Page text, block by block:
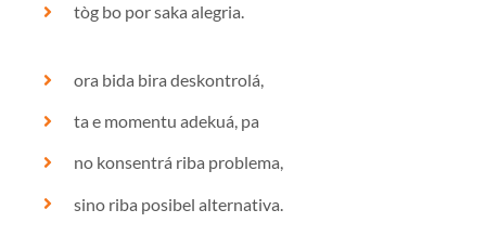
tòg bo por saka alegria.
ora bida bira deskontrolá,
ta e momentu adekuá, pa
no konsentrá riba problema,
sino riba posibel alternativa.